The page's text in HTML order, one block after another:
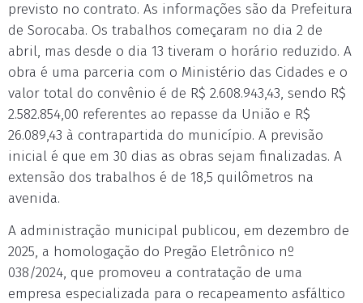
previsto no contrato. As informações são da Prefeitura
de Sorocaba. Os trabalhos começaram no dia 2 de
abril, mas desde o dia 13 tiveram o horário reduzido. A
obra é uma parceria com o Ministério das Cidades e o
valor total do convênio é de R$ 2.608.943,43, sendo R$
2.582.854,00 referentes ao repasse da União e R$
26.089,43 à contrapartida do município. A previsão
inicial é que em 30 dias as obras sejam finalizadas. A
extensão dos trabalhos é de 18,5 quilômetros na
avenida.
A administração municipal publicou, em dezembro de
2025, a homologação do Pregão Eletrônico nº
038/2024, que promoveu a contratação de uma
empresa especializada para o recapeamento asfáltico